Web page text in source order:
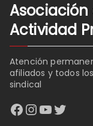
Asociación
Actividad
Atención
afiliados y todos
sindical
Facebook
Instagram
YouTube
Twitter